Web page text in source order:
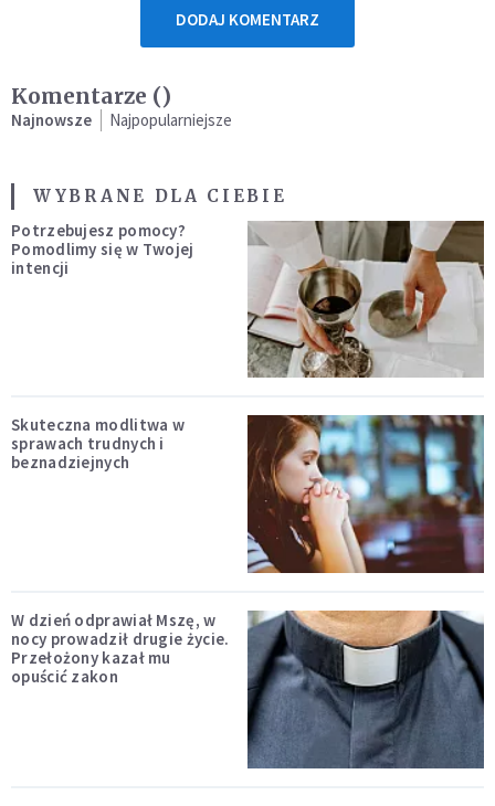
DODAJ KOMENTARZ
Komentarze ()
Najnowsze Najpopularniejsze
WYBRANE DLA CIEBIE
Potrzebujesz pomocy?
Pomodlimy się w Twojej
intencji
Skuteczna modlitwa w
sprawach trudnych i
beznadziejnych
W dzień odprawiał Mszę, w
nocy prowadził drugie życie.
Przełożony kazał mu
opuścić zakon